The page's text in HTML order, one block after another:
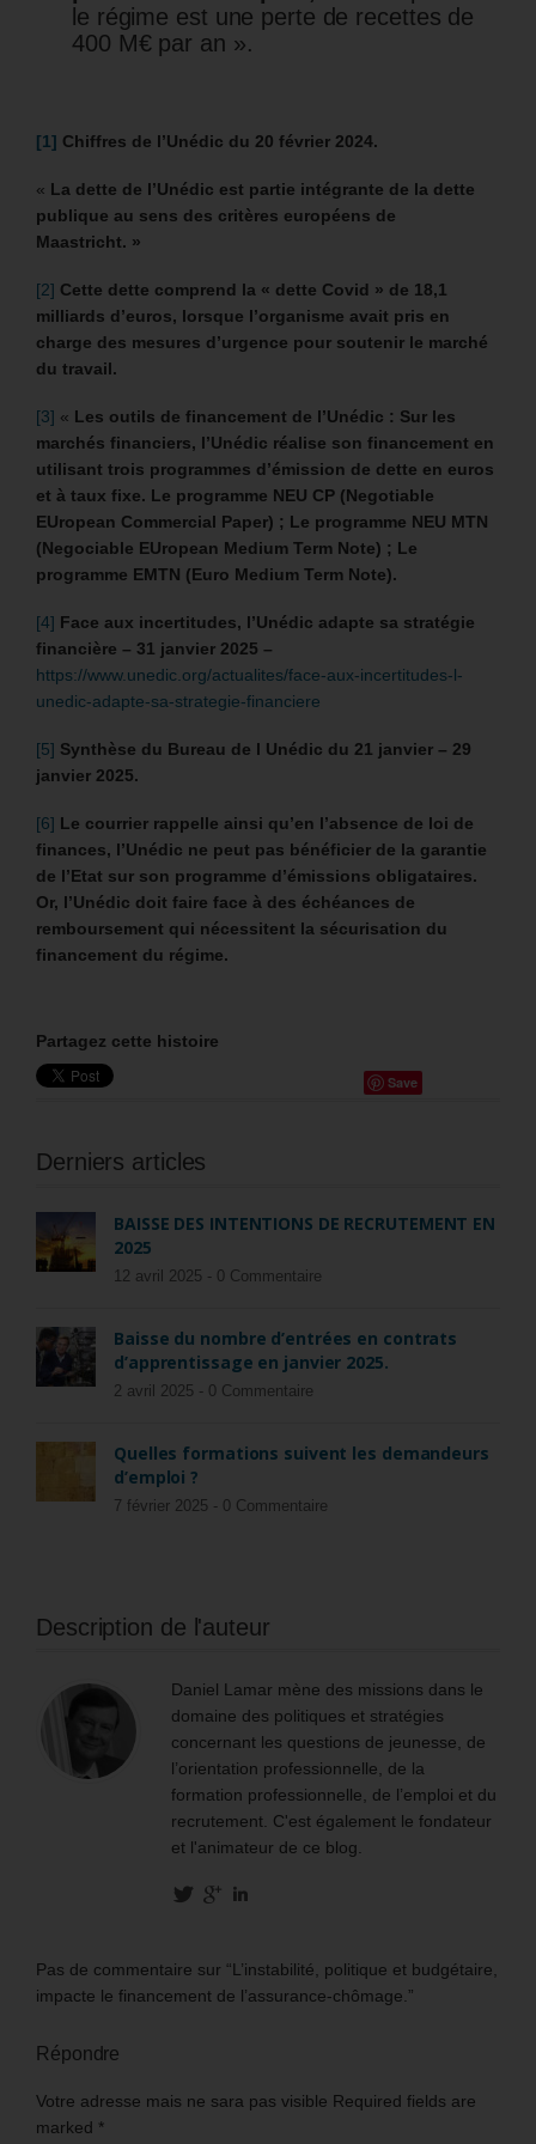
le régime est une perte de recettes de
400 M€ par an ».
[1] Chiffres de l’Unédic du 20 février 2024.
« La dette de l’Unédic est partie intégrante de la dette
publique au sens des critères européens de
Maastricht. »
[2] Cette dette comprend la « dette Covid » de 18,1
milliards d’euros, lorsque l’organisme avait pris en
charge des mesures d’urgence pour soutenir le marché
du travail.
[3] « Les outils de financement de l’Unédic : Sur les
marchés financiers, l’Unédic réalise son financement en
utilisant trois programmes d’émission de dette en euros
et à taux fixe. Le programme NEU CP (Negotiable
EUropean Commercial Paper) ; Le programme NEU MTN
(Negociable EUropean Medium Term Note) ; Le
programme EMTN (Euro Medium Term Note).
[4] Face aux incertitudes, l’Unédic adapte sa stratégie
financière – 31 janvier 2025 –
https://www.unedic.org/actualites/face-aux-incertitudes-l-
unedic-adapte-sa-strategie-financiere
[5] Synthèse du Bureau de l Unédic du 21 janvier – 29
janvier 2025.
[6] Le courrier rappelle ainsi qu’en l’absence de loi de
finances, l’Unédic ne peut pas bénéficier de la garantie
de l’Etat sur son programme d’émissions obligataires.
Or, l’Unédic doit faire face à des échéances de
remboursement qui nécessitent la sécurisation du
financement du régime.
Partagez cette histoire
Save
Derniers articles
BAISSE DES INTENTIONS DE RECRUTEMENT EN
2025
12 avril 2025 - 0 Commentaire
Baisse du nombre d’entrées en contrats
d’apprentissage en janvier 2025.
2 avril 2025 - 0 Commentaire
Quelles formations suivent les demandeurs
d’emploi ?
7 février 2025 - 0 Commentaire
Description de l'auteur
Daniel Lamar mène des missions dans le
domaine des politiques et stratégies
concernant les questions de jeunesse, de
l’orientation professionnelle, de la
formation professionnelle, de l’emploi et du
recrutement. C'est également le fondateur
et l'animateur de ce blog.
Pas de commentaire sur “L’instabilité, politique et budgétaire,
impacte le financement de l’assurance-chômage.”
Répondre
Votre adresse mais ne sara pas visible Required fields are
marked *